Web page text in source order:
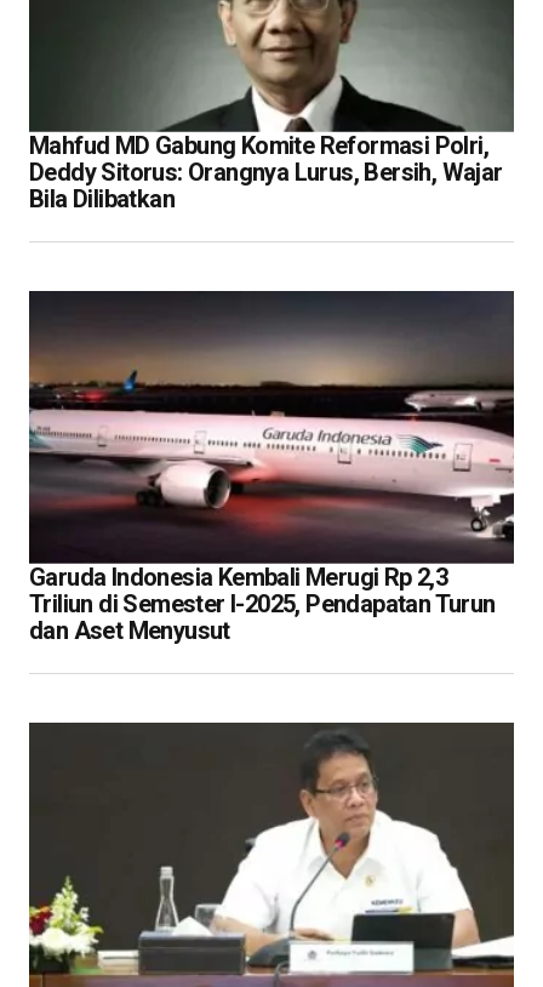
Mahfud MD Gabung Komite Reformasi Polri,
Deddy Sitorus: Orangnya Lurus, Bersih, Wajar
Bila Dilibatkan
Garuda Indonesia Kembali Merugi Rp 2,3
Triliun di Semester I-2025, Pendapatan Turun
dan Aset Menyusut